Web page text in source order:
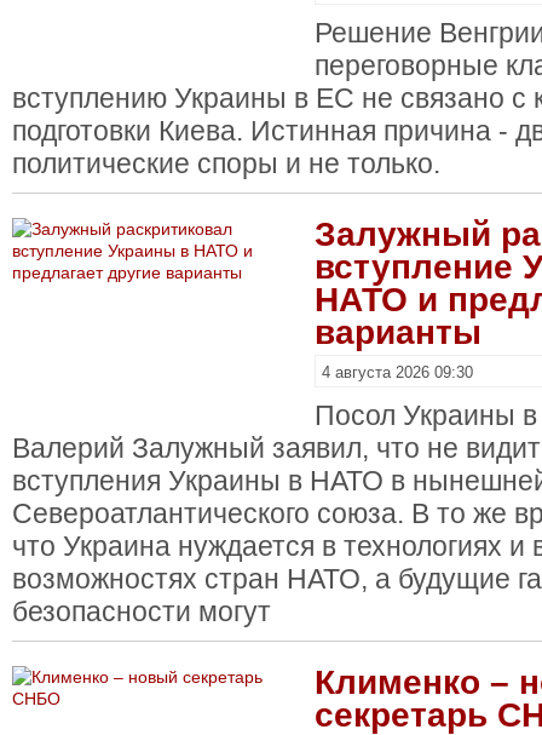
Решение
переговорные
вступлению Украины в ЕС не связано с
подготовки Киева. Истинная причина -
политические споры и не только.
Залужный
вступление
НАТО и
варианты
4 августа 2026 09:30
Посол Украины
Валерий Залужный заявил, что не
вступления Украины в НАТО в
Североатлантического союза. В то же
что Украина нуждается в технологиях и
возможностях стран НАТО, а будущие
безопасности могут
Клименко –
секретарь